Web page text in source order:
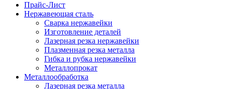
Прайс-Лист
Нержавеющая сталь
Сварка нержавейки
Изготовление деталей
Лазерная резка нержавейки
Плазменная резка металла
Гибка и рубка нержавейки
Металлопрокат
Металлообработка
Лазерная резка металла